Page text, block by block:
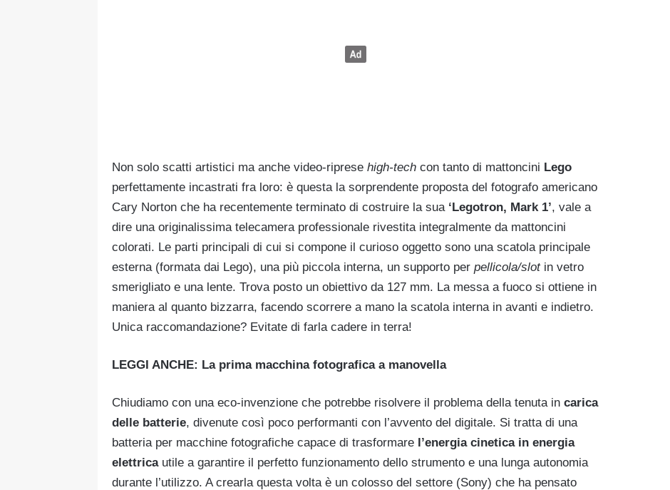
Non solo scatti artistici ma anche video-riprese high-tech con tanto di mattoncini Lego
perfettamente incastrati fra loro: è questa la sorprendente proposta del fotografo americano
Cary Norton che ha recentemente terminato di costruire la sua ‘Legotron, Mark 1’, vale a
dire una originalissima telecamera professionale rivestita integralmente da mattoncini
colorati. Le parti principali di cui si compone il curioso oggetto sono una scatola principale
esterna (formata dai Lego), una più piccola interna, un supporto per pellicola/slotin vetro
smerigliato e una lente. Trova posto un obiettivo da 127 mm. La messa a fuoco si ottiene in
maniera al quanto bizzarra, facendo scorrere a mano la scatola interna in avanti e indietro.
Unica raccomandazione? Evitate di farla cadere in terra!
LEGGI ANCHE: La prima macchina fotografica a manovella
Chiudiamo con una eco-invenzione che potrebbe risolvere il problema della tenuta in carica
delle batterie, divenute così poco performanti con l’avvento del digitale. Si tratta di una
batteria per macchine fotografiche capace di trasformare l’energia cineticain energia
elettricautile a garantire il perfetto funzionamento dello strumento e una lunga autonomia
durante l’utilizzo. A crearla questa volta è un colosso del settore (Sony) che ha pensato